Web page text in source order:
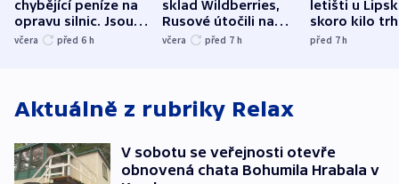
chybějící peníze na
opravu silnic. Jsou
nenárokové, namítá
včera před 6 h
sklad Wildberries,
Rusové útočili na
trh, hasiče či
včera před 7 h
letišti u
skoro kilo
indicie
před 7h
Aktuálně z rubriky Relax
V sobotu se veřejnosti otevře
obnovená chata Bohumila Hrabala v